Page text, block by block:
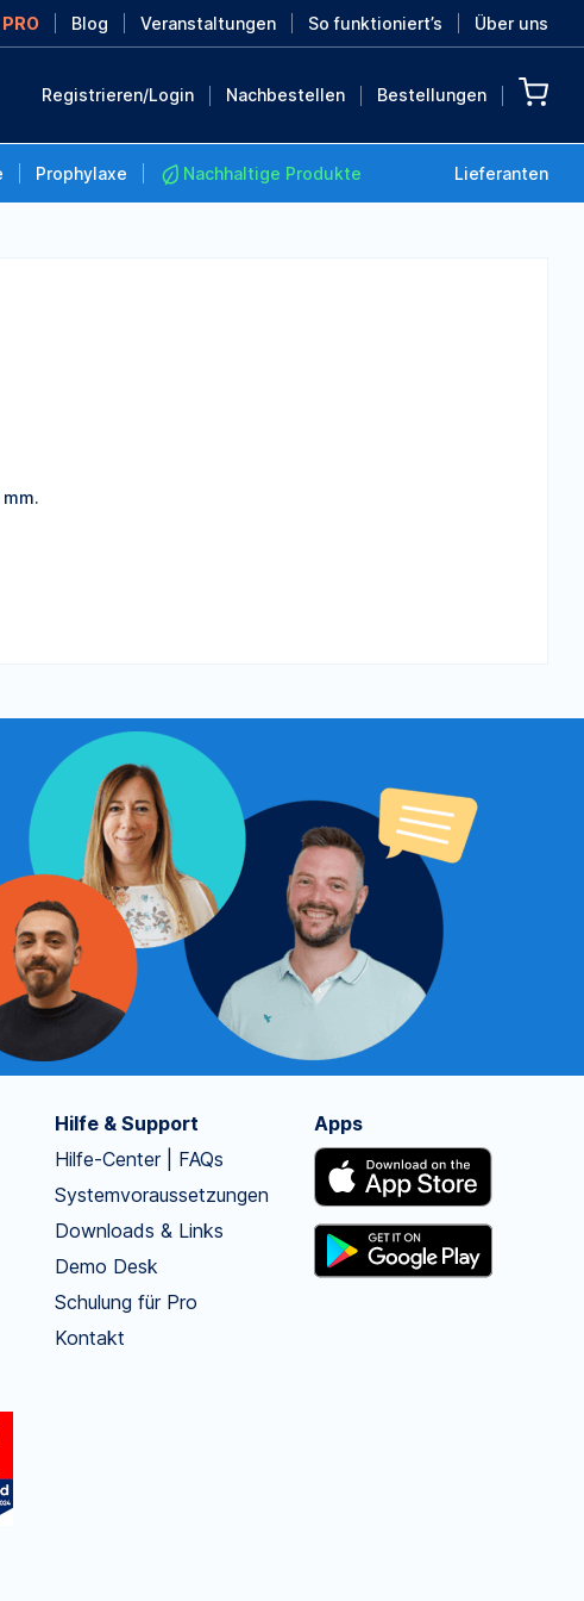
Blog Veranstaltungen So funktioniert’s Über uns
Registrieren/Login Nachbestellen Bestellungen
Prophylaxe Nachhaltige Produkte Lieferanten
Hilfe & Support
Hilfe-Center | FAQs
Systemvoraussetzungen
Downloads & Links
Demo Desk
Schulung für Pro
Kontakt
Apps